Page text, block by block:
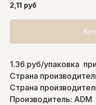
2,11 руб
1.36 руб/упаковка
Страна
Страна
Производитель: ADM